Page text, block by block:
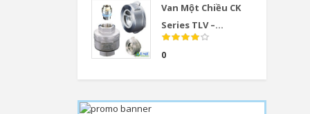
Van Một Chiều CK
Series TLV –...
0